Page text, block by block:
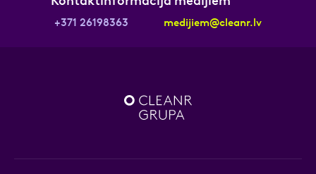
+371 26198363 medijiem@cleanr.lv